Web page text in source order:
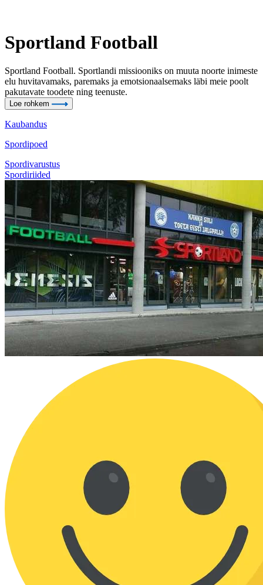
Sportland Football
Sportland Football. Sportlandi missiooniks on muuta noorte inimeste
elu huvitavamaks, paremaks ja emotsionaalsemaks läbi meie poolt
pakutavate toodete ning teenuste.
Loe rohkem
Kaubandus
Spordipoed
Spordivarustus
Spordiriided